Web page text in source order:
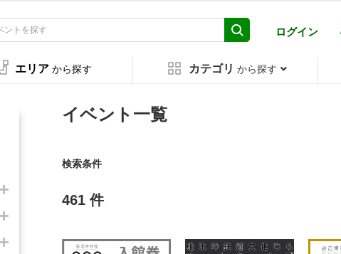
ログイン
エリア から探す カテゴリ から探す
イベント一覧
検索条件
461 件